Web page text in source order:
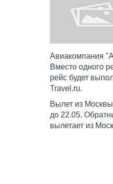
Авиакомпания
Вместо одного
рейс будет
Travel.ru.
Вылет из
до 22.05.
вылетает из